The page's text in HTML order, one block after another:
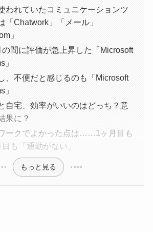
われていたコミュニケーションツ
「Chatwork」「メール」
」
の間に評価が急上昇した「Microsoft
」
、不便だと感じるのも「Microsoft
」
自宅、効率がいいのはどっち？意
果に？
ークでよかった点は……1ヶ月目も
も「通勤がない」
もっと見る